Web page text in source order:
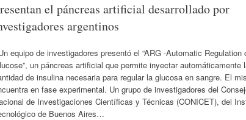
el páncreas artificial desarrollado por
argentinos
equipo de investigadores presentó el “ARG -Automatic Regulation
un páncreas artificial que permite inyectar automáticamente
de insulina necesaria para regular la glucosa en sangre. El
en fase experimental. Un grupo de investigadores del
de Investigaciones Científicas y Técnicas (CONICET), del
de Buenos Aires…